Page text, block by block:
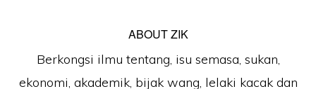
ABOUTZIK
Berkongsi ilmu tentang, isu semasa, sukan,
ekonomi, akademik, bijak wang, lelaki kacak dan